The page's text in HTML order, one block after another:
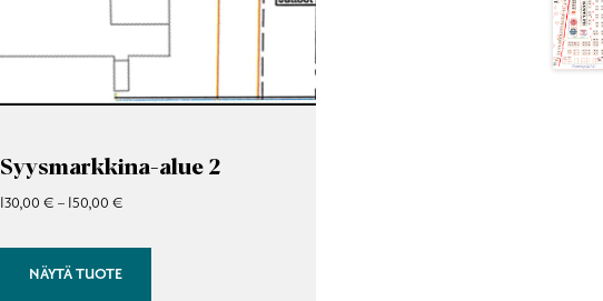
Syysmarkkina-alue 2
130,00 € – 150,00 €Hintaluokka:
150,00 €
NÄYTÄ TUOTE